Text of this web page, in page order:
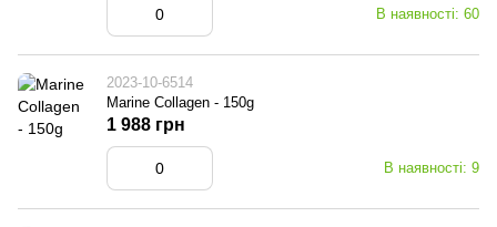
В наявності: 60
2023-10-6514
Marine Collagen - 150g
В наявності: 9
1 988 грн